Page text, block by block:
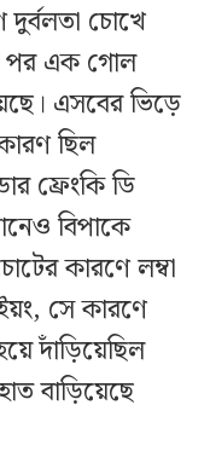
দুর্বলতা চোখে
পর এক গোল
এসবের ভিড়ে
ছিল
ফ্রেংকি ডি
বিপাকে
কারণে লম্বা
সে কারণে
দাঁড়িয়েছিল
বাড়িয়েছে